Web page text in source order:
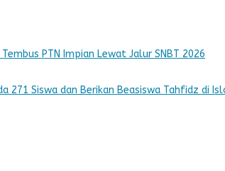
PTN Impian Lewat Jalur SNBT 2026
271 Siswa dan Berikan Beasiswa Tahfidz di